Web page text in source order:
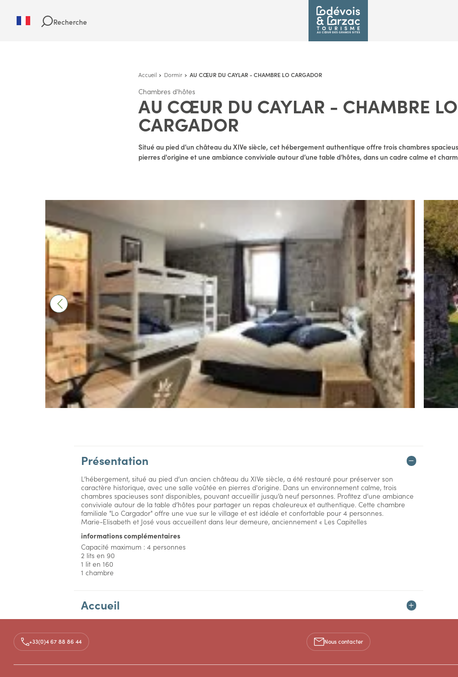
Recherche
Accueil Dormir AU CŒUR DU CAYLAR - CHAMBRE LO CARGADOR
Chambres d'hôtes
AU CŒUR DU CAYLAR - CHAMBRE LO
CARGADOR
Situé au pied d’un château du XIVe siècle, cet hébergement authentique offre trois chambres
pierres d'origine et une ambiance conviviale autour d’une table d’hôtes, dans un cadre calme et
Présentation
L’hébergement, situé au pied d’un ancien château du XIVe siècle, a été restauré pour préserver son
caractère historique, avec une salle voûtée en pierres d'origine. Dans un environnement calme, trois
chambres spacieuses sont disponibles, pouvant accueillir jusqu’à neuf personnes. Profitez d’une ambiance
conviviale autour de la table d’hôtes pour partager un repas chaleureux et authentique. Cette chambre
familiale "Lo Cargador" offre une vue sur le village et est idéale et confortable pour 4 personnes.
Marie-Elisabeth et José vous accueillent dans leur demeure, anciennement « Les Capitelles
informations complémentaires
Capacité maximum : 4 personnes
2 lits en 90
1 lit en 160
1 chambre
Accueil
Aménagements
Tarifs
+33(0)4 67 88 86 44 Nous contacter